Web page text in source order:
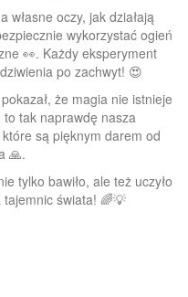
własne oczy, jak działają
wykorzystać ogień
👀. Każdy eksperyment
po zachwyt! 😍
że magia nie istnieje
to tak naprawdę nasza
są pięknym darem od
🙏.
tylko bawiło, ale też uczyło
tajemnic świata! 🌈💡